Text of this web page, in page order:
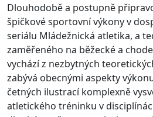
Dlouhodobě a postupně
špičkové sportovní výkony v
seriálu Mládežnická atletika, a
zaměřeného na běžecké a
vychází z nezbytných
zabývá obecnými aspekty
četných ilustrací komplexně
atletického tréninku v